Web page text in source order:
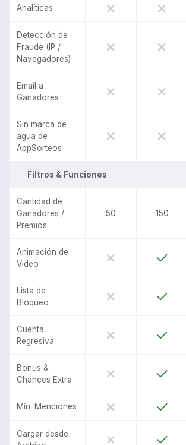
Analíticas
Detección de
Fraude (IP /
Navegadores)
Email a
Ganadores
Sin marca de
agua de
AppSorteos
Filtros & Funciones
Cantidad de
Ganadores /
Premios
50 150
Animación de
Video
Lista de
Bloqueo
Cuenta
Regresiva
Bonus &
Chances Extra
Mín. Menciones
Cargar desde